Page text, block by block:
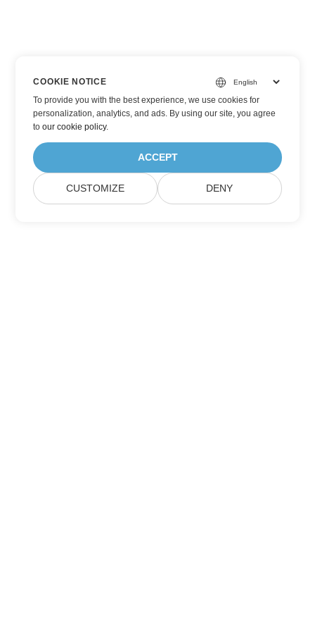
COOKIE NOTICE
To provide you with the best experience, we use cookies for
personalization, analytics, and ads. By using our site, you agree
toour cookie policy.
ACCEPT
CUSTOMIZE DENY